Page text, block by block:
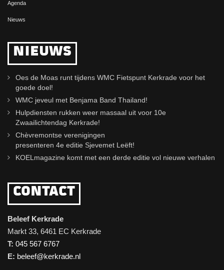
Agenda
Nieuws
NIEUWS
Oes de Moas runt tijdens WMC Fietspunt Kerkrade voor het
goede doel!
WMC jeveul met Benjama Band Thailand!
Hulpdiensten rukken weer massaal uit voor 10e
Zwaailichtendag Kerkrade!
Chèvremontse verenigingen
presenteren 4e editie Sjevemet Leëft!
KOELmagazine komt met een derde editie vol nieuwe verhalen
CONTACT
Beleef Kerkrade
Markt 33, 6461 EC Kerkrade
T: 045 567 6767
E: beleef@kerkrade.nl